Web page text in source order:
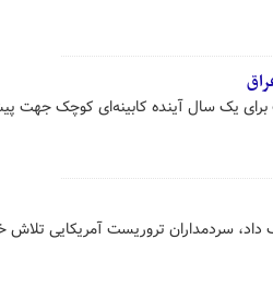
یک سال آینده کابینه‌ای کوچک جهت
سردمداران تروریست آمریکایی تلاش